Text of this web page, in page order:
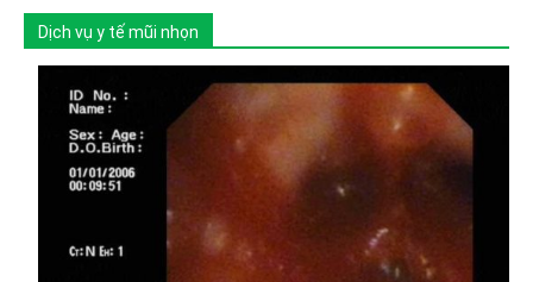
Dịch vụ y tế mũi nhọn